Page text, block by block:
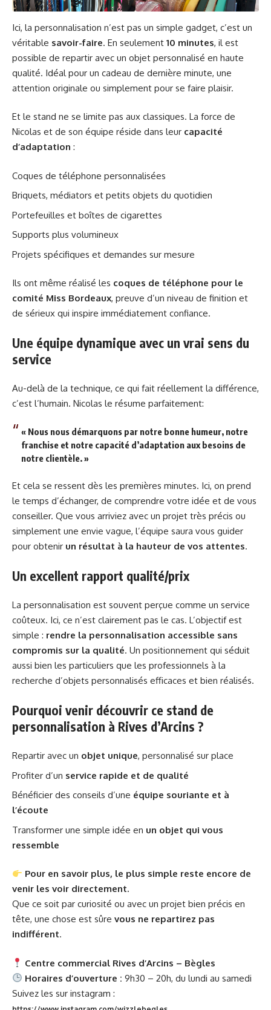
Ici, la personnalisation n’est pas un simple gadget, c’est un
véritable savoir-faire. En seulement 10 minutes, il est
possible de repartir avec un objet personnalisé en haute
qualité. Idéal pour un cadeau de dernière minute, une
attention originale ou simplement pour se faire plaisir.
Et le stand ne se limite pas aux classiques. La force de
Nicolas et de son équipe réside dans leur capacité
d’adaptation :
Coques de téléphone personnalisées
Briquets, médiators et petits objets du quotidien
Portefeuilles et boîtes de cigarettes
Supports plus volumineux
Projets spécifiques et demandes sur mesure
Ils ont même réalisé les coques de téléphone pour le
comité Miss Bordeaux, preuve d’un niveau de finition et
de sérieux qui inspire immédiatement confiance.
Une équipe dynamique avec un vrai sens du
service
Au-delà de la technique, ce qui fait réellement la différence,
c’est l’humain. Nicolas le résume parfaitement:
« Nous nous démarquons par notre bonne humeur, notre
franchise et notre capacité d’adaptation aux besoins de
notre clientèle. »
Et cela se ressent dès les premières minutes. Ici, on prend
le temps d’échanger, de comprendre votre idée et de vous
conseiller. Que vous arriviez avec un projet très précis ou
simplement une envie vague, l’équipe saura vous guider
pour obtenir un résultat à la hauteur de vos attentes.
Un excellent rapport qualité/prix
La personnalisation est souvent perçue comme un service
coûteux. Ici, ce n’est clairement pas le cas. L’objectif est
simple : rendre la personnalisation accessible sans
compromis sur la qualité. Un positionnement qui séduit
aussi bien les particuliers que les professionnels à la
recherche d’objets personnalisés efficaces et bien réalisés.
Pourquoi venir découvrir ce stand de
personnalisation à Rives d’Arcins ?
Repartir avec un objet unique, personnalisé sur place
Profiter d’un service rapide et de qualité
Bénéficier des conseils d’une équipe souriante et à
l’écoute
Transformer une simple idée en un objet qui vous
ressemble
Pour en savoir plus, le plus simple reste encore de
venir les voir directement.
Que ce soit par curiosité ou avec un projet bien précis en
tête, une chose est sûre vous ne repartirez pas
indifférent.
Centre commercial Rives d’Arcins – Bègles
Horaires d’ouverture : 9h30 – 20h, du lundi au samedi
Suivez les sur instagram :